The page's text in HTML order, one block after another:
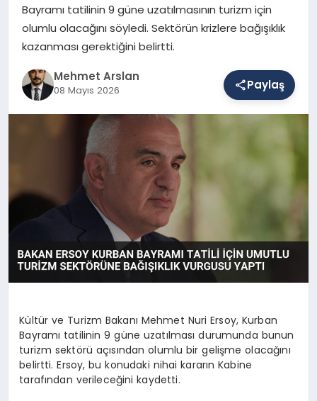
SAĞLIK
DÜNYA
Bayramı tatilinin 9 güne uzatılmasının turizm için
olumlu olacağını söyledi. Sektörün krizlere bağışıklık
kazanması gerektiğini belirtti.
Mehmet Arslan
08 Mayıs 2026 Paylaş
Kültür ve Turizm Bakanı Mehmet Nuri Ersoy, Kurban
Bayramı tatilinin 9 güne uzatılması durumunda bunun
turizm sektörü açısından olumlu bir gelişme olacağını
belirtti. Ersoy, bu konudaki nihai kararın Kabine
tarafından verileceğini kaydetti.